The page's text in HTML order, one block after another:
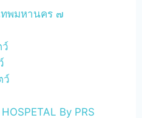
ทพมหานคร ๗
ว์
By PRS